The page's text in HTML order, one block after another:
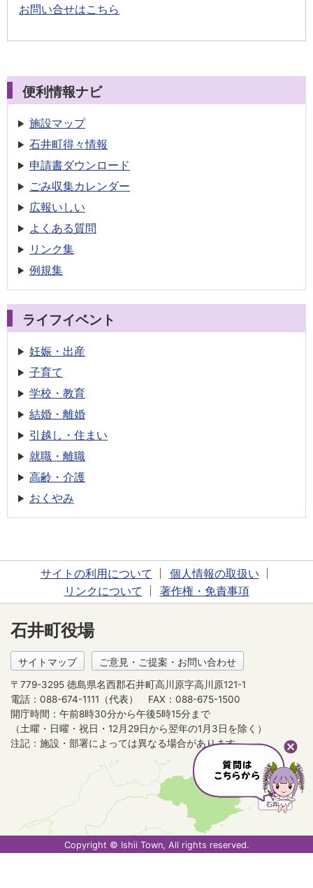
お問い合せはこちら
便利情報ナビ
施設マップ
石井町得々情報
申請書ダウンロード
ごみ収集カレンダー
広報いしい
よくある質問
リンク集
例規集
ライフイベント
妊娠・出産
子育て
学校・教育
結婚・離婚
引越し・住まい
就職・離職
高齢・介護
おくやみ
サイトの利用について
個人情報の取扱い
リンクについて
著作権・免責事項
石井町役場
サイトマップ ご意見・ご提案・お問い合わせ
〒779-3295 徳島県名西郡石井町高川原字高川原121-1
電話：088-674-1111（代表）
FAX：088-675-1500
開庁時間：午前8時30分から午後5時15分まで
（土曜・日曜・祝日・12月29日から翌年の1月3日を除く）
注記：施設・部署によっては異なる場合があります。
Copyright © Ishii Town, All rights reserved.